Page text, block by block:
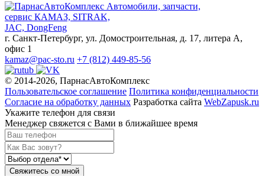
Автомобили, запчасти,
сервис КАМАЗ, SITRAK,
JAC, DongFeng
г. Санкт-Петербург, ул. Домостроительная, д. 17, литера А,
офис 1
kamaz@pac-sto.ru +7 (812) 449-85-56
© 2014-2026, ПарнасАвтоКомплекс
Пользовательское соглашение Политика конфиденциальности
Согласие на обработку данных Разработка сайта WebZapusk.ru
Укажите телефон для связи
Менеджер свяжется с Вами в ближайшее время
Свяжитесь со мной